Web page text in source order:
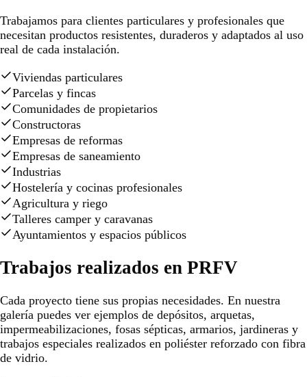
Trabajamos para clientes particulares y profesionales que
necesitan productos resistentes, duraderos y adaptados al uso
real de cada instalación.
Viviendas particulares
Parcelas y fincas
Comunidades de propietarios
Constructoras
Empresas de reformas
Empresas de saneamiento
Industrias
Hostelería y cocinas profesionales
Agricultura y riego
Talleres camper y caravanas
Ayuntamientos y espacios públicos
Trabajos realizados en PRFV
Cada proyecto tiene sus propias necesidades. En nuestra
galería puedes ver ejemplos de depósitos, arquetas,
impermeabilizaciones, fosas sépticas, armarios, jardineras y
trabajos especiales realizados en poliéster reforzado con fibra
de vidrio.